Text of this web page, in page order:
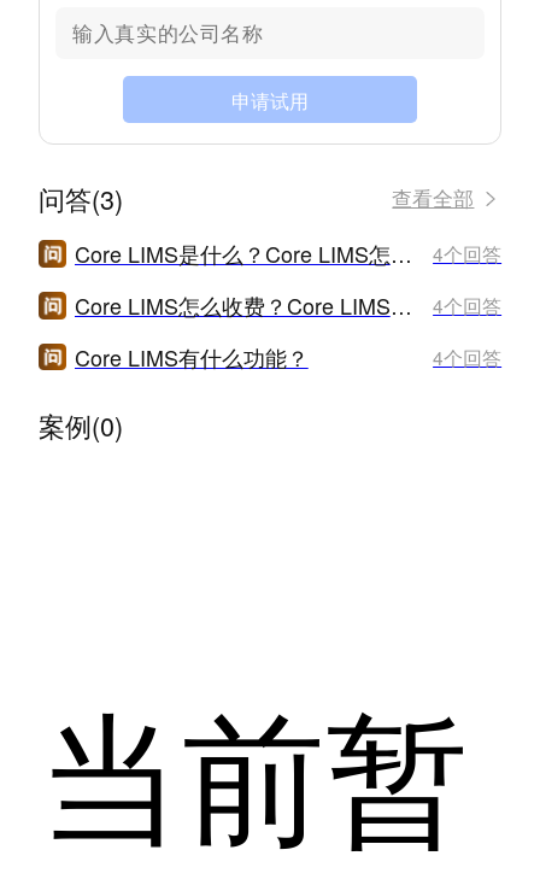
申请试用
问答(3) 查看全部
Core LIMS是什么？Core LIMS怎么样？ 4个回答
Core LIMS怎么收费？Core LIMS价格是多少？ 4个回答
Core LIMS有什么功能？ 4个回答
案例(0)
当前暂